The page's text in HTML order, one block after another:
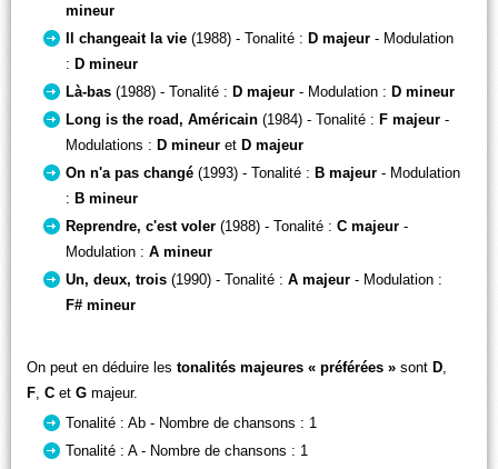
mineur
Il changeait la vie (1988) - Tonalité : D majeur - Modulation
: D mineur
Là-bas (1988) - Tonalité : D majeur - Modulation : D mineur
Long is the road, Américain (1984) - Tonalité : F majeur -
Modulations : D mineur et D majeur
On n'a pas changé (1993) - Tonalité : B majeur - Modulation
: B mineur
Reprendre, c'est voler (1988) - Tonalité :C majeur -
Modulation :A mineur
Un, deux, trois (1990) - Tonalité :A majeur - Modulation :
F# mineur
On peut en déduire lestonalités majeures « préférées » sont D,
F,C etG majeur.
Tonalité : Ab - Nombre de chansons : 1
Tonalité : A - Nombre de chansons : 1